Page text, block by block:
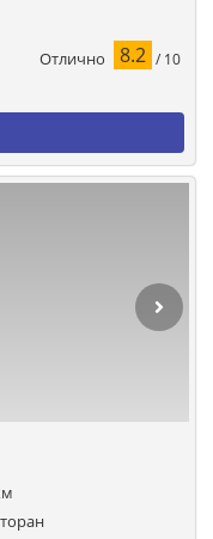
Отлично 8.2 / 10